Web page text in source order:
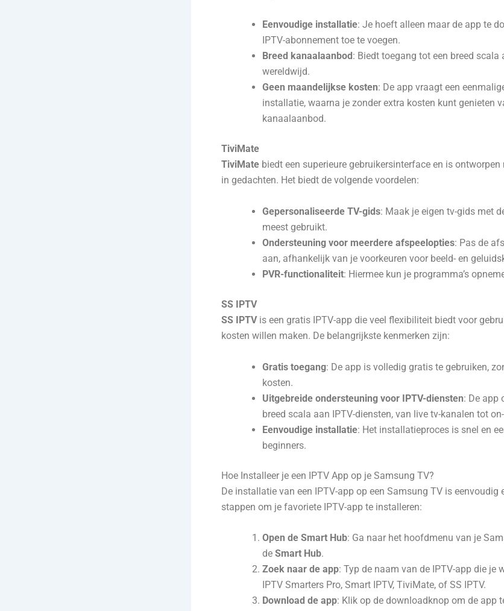
Eenvoudige installatie: Je hoeft alleen maar de app te
IPTV-abonnement toe te voegen.
Breed kanaalaanbod : Biedt toegang tot een breed scala
wereldwijd.
Geen maandelijkse kosten: De app vraagt een
installatie, waarna je zonder extra kosten kunt genieten
kanaalaanbod.
TiviMate
TiviMate biedt een superieure gebruikersinterface en is ontworpen
in gedachten. Het biedt de volgende voordelen:
Gepersonaliseerde TV-gids: Maak je eigen tv-gids met
meest gebruikt.
Ondersteuning voor meerdere afspeelopties: Pas de
aan, afhankelijk van je voorkeuren voor beeld- en
PVR-functionaliteit: Hiermee kun je programma’s
SS IPTV
SS IPTVis een gratis IPTV-app die veel flexibiliteit biedt voor
kosten willen maken. De belangrijkste kenmerken zijn:
Gratis toegang: De app is volledig gratis te gebruiken,
kosten.
Uitgebreide ondersteuning voor IPTV-diensten: De app
breed scala aan IPTV-diensten, van live tv-kanalen tot
Eenvoudige installatie: Het installatieproces is snel en
beginners.
Hoe Installeer je een IPTV App op je Samsung TV?
De installatie van een IPTV-app op een Samsung TV is eenvoudig
stappen om je favoriete IPTV-app te installeren:
Open de Smart Hub: Ga naar het hoofdmenu van je
de Smart Hub.
Zoek naar de app: Typ de naam van de IPTV-app die je
IPTV Smarters Pro, Smart IPTV, TiviMate, of SS IPTV.
Download de app: Klik op de downloadknop om de app